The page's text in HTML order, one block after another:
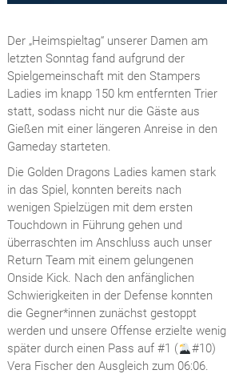
Der „Heimspieltag“ unserer Damen am
letzten Sonntag fand aufgrund der
Spielgemeinschaft mit den Stampers
Ladies im knapp 150 km entfernten Trier
statt, sodass nicht nur die Gäste aus
Gießen mit einer längeren Anreise in den
Gameday starteten.
Die Golden Dragons Ladies kamen stark
in das Spiel, konnten bereits nach
wenigen Spielzügen mit dem ersten
Touchdown in Führung gehen und
überraschten im Anschluss auch unser
Return Team mit einem gelungenen
Onside Kick. Nach den anfänglichen
Schwierigkeiten in der Defense konnten
die Gegner*innen zunächst gestoppt
werden und unsere Offense erzielte wenig
später durch einen Pass auf #1 (
#10)
Vera Fischer den Ausgleich zum 06:06.